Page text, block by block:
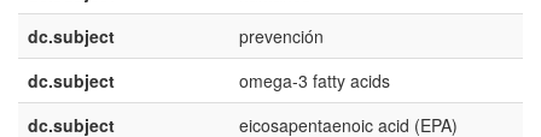
dc.subject
prevención
dc.subject
omega-3 fatty acids
dc.subject
eicosapentaenoic acid (EPA)